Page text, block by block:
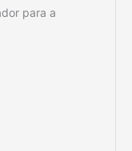
para a